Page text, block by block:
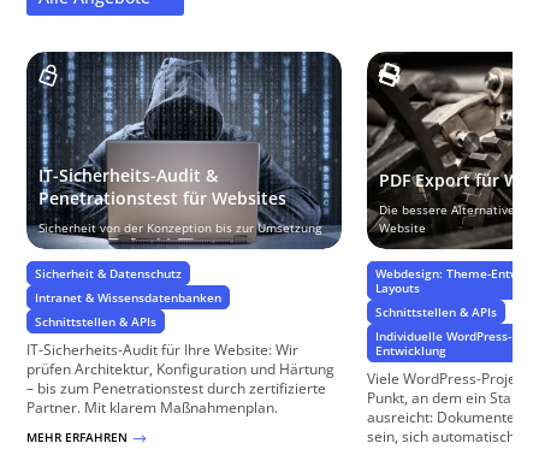
IT-Sicherheits-Audit &
Penetrationstest für Websites
Sicherheit von der Konzeption bis zur Umsetzung
Sicherheit & Datenschutz
Intranet & Wissensdatenbanken
Schnittstellen & APIs
IT-Sicherheits-Audit für Ihre Website: Wir
prüfen Architektur, Konfiguration und Härtung
– bis zum Penetrationstest durch zertifizierte
Partner. Mit klarem Maßnahmenplan.
MEHR ERFAHREN $
PDF Export für
Die bessere Alternative
Website
Webdesign: Theme-
Layouts
Schnittstellen & APIs
Individuelle WordPress-
Entwicklung
Viele WordPress-
Punkt, an dem ein
ausreicht: Dokumente
sein, sich automatisch